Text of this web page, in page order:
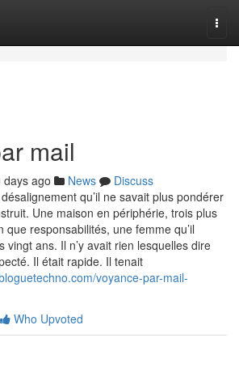
mail
days ago News
Discuss
qu’il ne savait plus pondérer
Une maison en périphérie, trois plus
responsabilités, une femme qu’il
vingt ans. Il n’y avait rien lesquelles dire
Il était rapide. Il tenait
voyance-par-mail-
Who Upvoted